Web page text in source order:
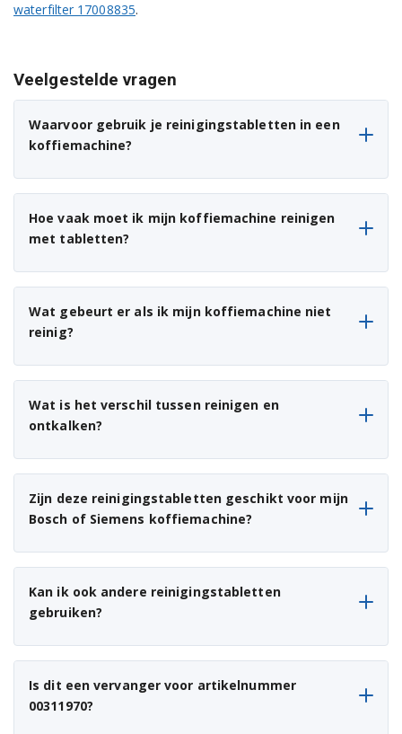
waterfilter 17008835.
Veelgestelde vragen
Waarvoor gebruik je reinigingstabletten in een
koffiemachine?
Hoe vaak moet ik mijn koffiemachine reinigen
met tabletten?
Wat gebeurt er als ik mijn koffiemachine niet
reinig?
Wat is het verschil tussen reinigen en
ontkalken?
Zijn deze reinigingstabletten geschikt voor mijn
Bosch of Siemens koffiemachine?
Kan ik ook andere reinigingstabletten
gebruiken?
Is dit een vervanger voor artikelnummer
00311970?